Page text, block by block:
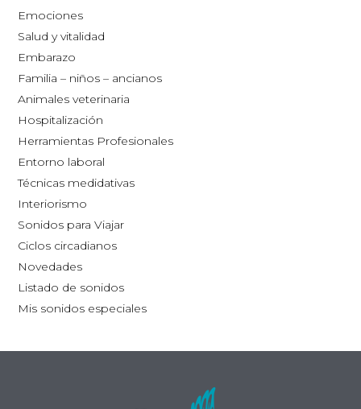
página
Emociones
Salud y vitalidad
Embarazo
Familia – niños – ancianos
Animales veterinaria
Hospitalización
Herramientas Profesionales
Entorno laboral
Técnicas medidativas
Interiorismo
Sonidos para Viajar
Ciclos circadianos
Novedades
Listado de sonidos
Mis sonidos especiales